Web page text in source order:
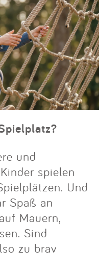
und
spielen
Und
Spaß an
Mauern,
Sind
zu brav